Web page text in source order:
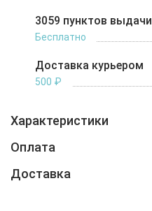
3059 пунктов выдачи
Бесплатно
Доставка курьером
500 ₽
Характеристики
Оплата
Доставка